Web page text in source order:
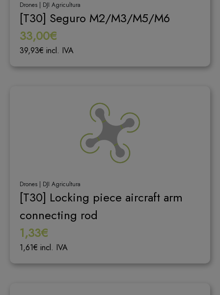
Drones | DJI Agricultura
[T30] Seguro M2/M3/M5/M6
33,00€
39,93€ incl. IVA
Drones | DJI Agricultura
[T30] Locking piece aircraft arm
connecting rod
1,33€
1,61€ incl. IVA